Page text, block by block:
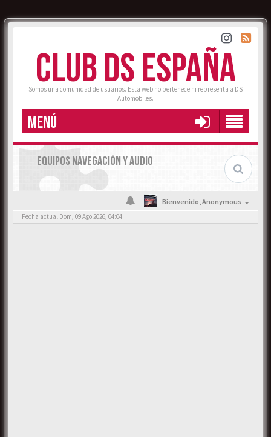
CLUB DS ESPAÑA
Somos una comunidad de usuarios. Esta web no pertenece ni representa a DS
Automobiles.
MENÚ
EQUIPOS NAVEGACIÓN Y AUDIO
Bienvenido,Anonymous
Fecha actual Dom, 09 Ago 2026, 04:04